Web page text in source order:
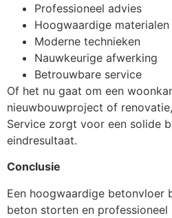
Professioneel advies
Hoogwaardige materialen
Moderne technieken
Nauwkeurige afwerking
Betrouwbare service
Of het nu gaat om een
nieuwbouwproject of
Service zorgt voor een solide
eindresultaat.
Conclusie
Een hoogwaardige betonvloer
beton storten en